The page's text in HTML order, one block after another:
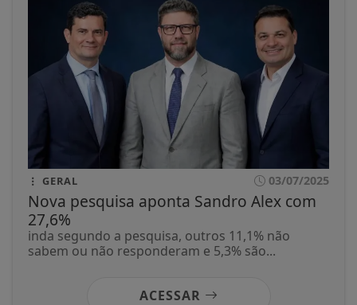
GERAL 03/07/2025
Nova pesquisa aponta Sandro Alex com
27,6%
inda segundo a pesquisa, outros 11,1% não
sabem ou não responderam e 5,3% são...
ACESSAR